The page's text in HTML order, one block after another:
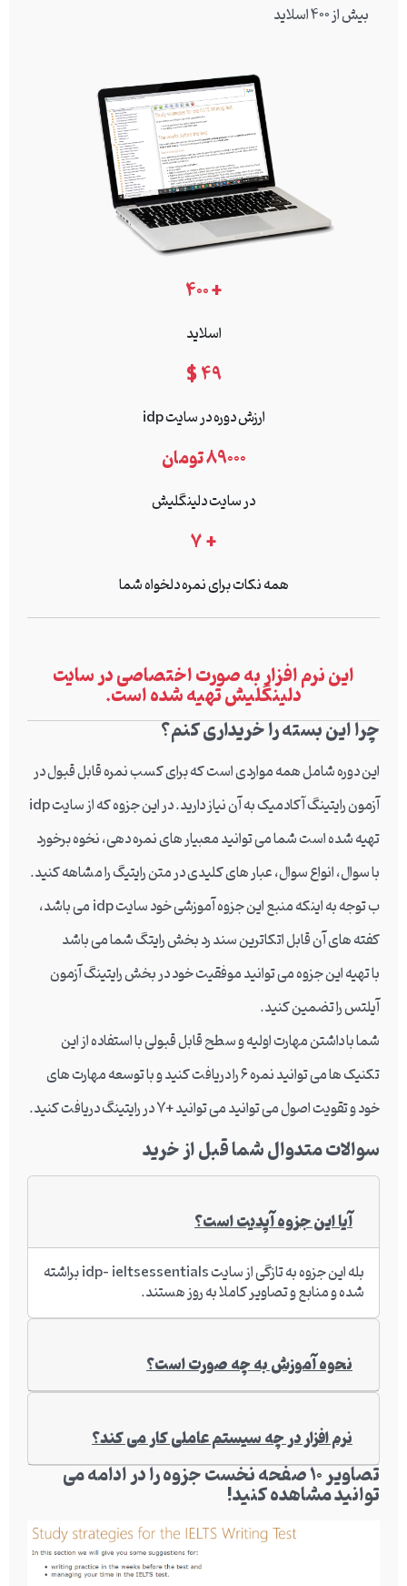
بیش از ۴۰۰ اسلاید
+ ۴۰۰
اسلاید
49 $
ارزش دوره در سایت idp
89000 تومان
در سایت دلینگلیش
+ 7
همه نکات برای نمره دلخواه شما
این نرم افزار به صورت اختصاصی در سایت
دلینگلیش تهیه شده است.
چرا این بسته را خریداری کنم؟
این دوره شامل همه مواردی است که برای کسب نمره قابل قبول در
آزمون رایتینگ آکادمیک به آن نیاز دارید. در این جزوه که از سایت idp
تهیه شده است شما می توانید معبیار های نمره دهی، نخوه برخورد
با سوال، انواع سوال، عبار های کلیدی در متن رایتیگ را مشاهه کنید.
ب توجه به اینکه منبع این جزوه آموزشی خود سایت idp می باشد،
کفته های آن قابل اتکاترین سند رد بخش رایتگ شما می باشد
با تهیه این جزوه می توانید موفقیت خود در بخش رایتینگ آزمون
آیلتس را تضمین کنید.
شما با داشتن مهارت اولیه و سطح قابل قبولی با استفاده از این
تکنیک ها می توانید نمره ۶ را دریافت کنید و با توسعه مهارت های
خود و تقویت اصول می توانید می توانید +۷ در رایتینگ دریافت کنید.
سوالات متدوال شما قبل از خرید
آیا این جزوه آپدیت است؟
بله این جزوه به تازگی از سایت idp- ieltsessentials براشته
شده و منابع و تصاویر کاملا به روز هستند.
نحوه آموزش به چه صورت است؟
نرم افزار در چه سیستم عاملی کار می کند؟
تصاویر 10 صفحه نخست جزوه را در ادامه می
توانید مشاهده کنید!